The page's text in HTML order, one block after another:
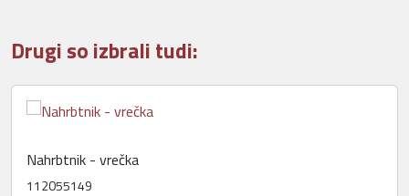
Drugi so izbrali tudi:
Nahrbtnik - vrečka
112055149